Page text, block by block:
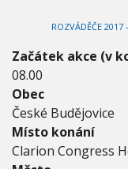
E
7
-
0
5
.
0
4
.
ROZVÁDĚČE
Začátek akce (v
08.00
Obec
České Budějovice
Místo konání
Clarion Congress